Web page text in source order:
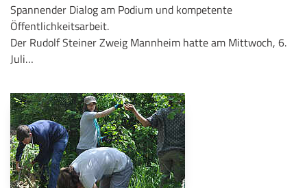
Spannender Dialog am Podium und kompetente
Öffentlichkeitsarbeit.
Der Rudolf Steiner Zweig Mannheim hatte am Mittwoch, 6.
Juli…